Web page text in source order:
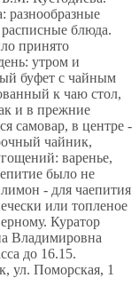
разнообразные
блюда.
принято
утром и
буфет с чайным
к чаю стол,
и в прежние
самовар, в центре -
чайник,
варенье,
было не
- для чаепития
или топленое
Куратор
Владимировна
до 16.15.
ул. Поморская, 1